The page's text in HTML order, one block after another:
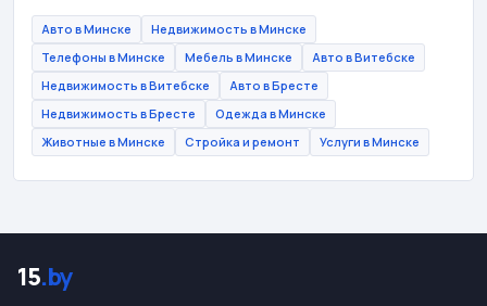
Авто в Минске
Недвижимость в Минске
Телефоны в Минске
Мебель в Минске
Авто в Витебске
Недвижимость в Витебске
Авто в Бресте
Недвижимость в Бресте
Одежда в Минске
Животные в Минске
Стройка и ремонт Услуги в Минске
15.by